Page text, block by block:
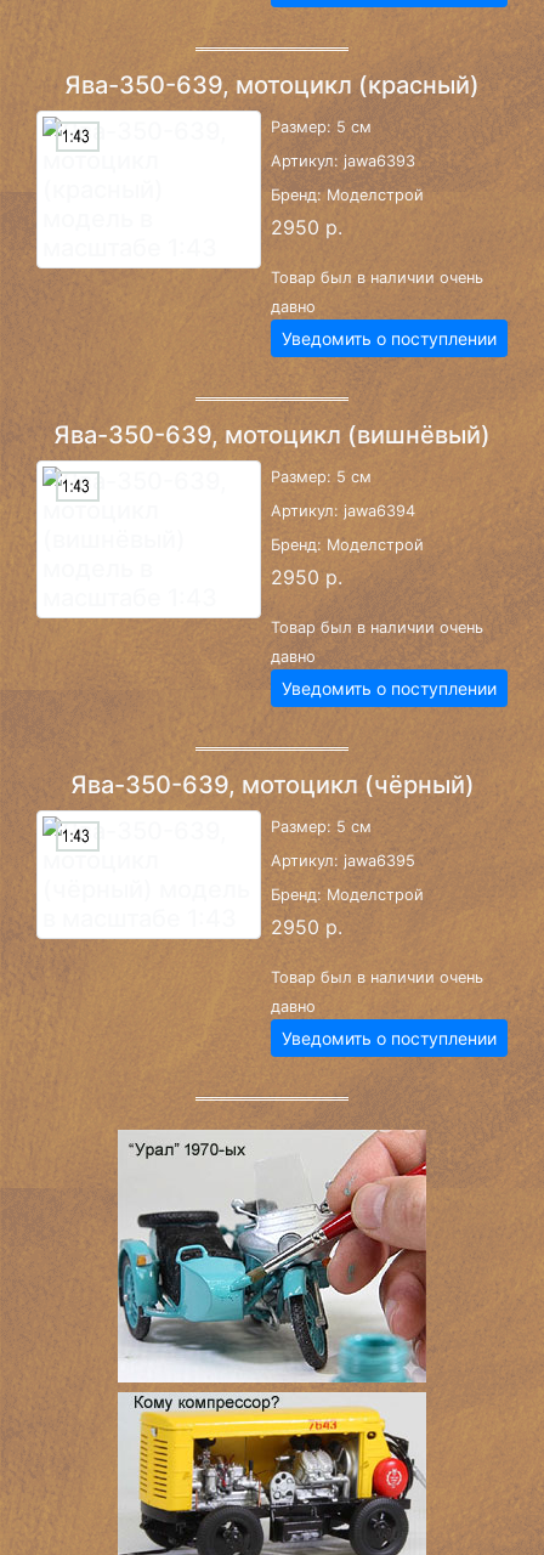
Ява-350-639, мотоцикл (красный)
Размер: 5 см
Артикул: jawa6393
Бренд: Моделстрой
2950 р.
Товар был в наличии очень
давно
Уведомить о поступлении
Ява-350-639, мотоцикл (вишнёвый)
Размер: 5 см
Артикул: jawa6394
Бренд: Моделстрой
2950 р.
Товар был в наличии очень
давно
Уведомить о поступлении
Ява-350-639, мотоцикл (чёрный)
Размер: 5 см
Артикул: jawa6395
Бренд: Моделстрой
2950 р.
Товар был в наличии очень
давно
Уведомить о поступлении